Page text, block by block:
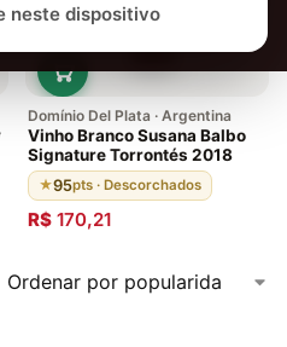
neste dispositivo
Domínio Del Plata · Argentina
Vinho Branco Susana Balbo
Signature Torrontés 2018
★95pts · Descorchados
R$ 170,21